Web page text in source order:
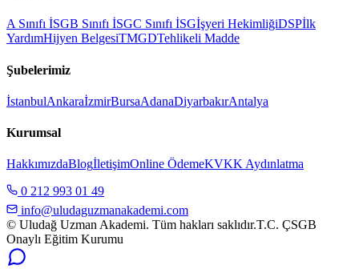
A Sınıfı İSGB Sınıfı İSGC Sınıfı İSGİşyeri HekimliğiDSPİlk
YardımHijyen BelgesiTMGDTehlikeli Madde
Şubelerimiz
İstanbulAnkaraİzmirBursaAdanaDiyarbakırAntalya
Kurumsal
HakkımızdaBlogİletişimOnline ÖdemeKVKK Aydınlatma
0 212 993 01 49
info@uludaguzmanakademi.com
© Uludağ Uzman Akademi. Tüm hakları saklıdır.T.C. ÇSGB
Onaylı Eğitim Kurumu